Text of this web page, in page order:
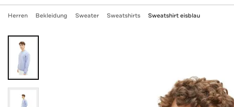
Herren Bekleidung Sweater Sweatshirts Sweatshirt eisblau